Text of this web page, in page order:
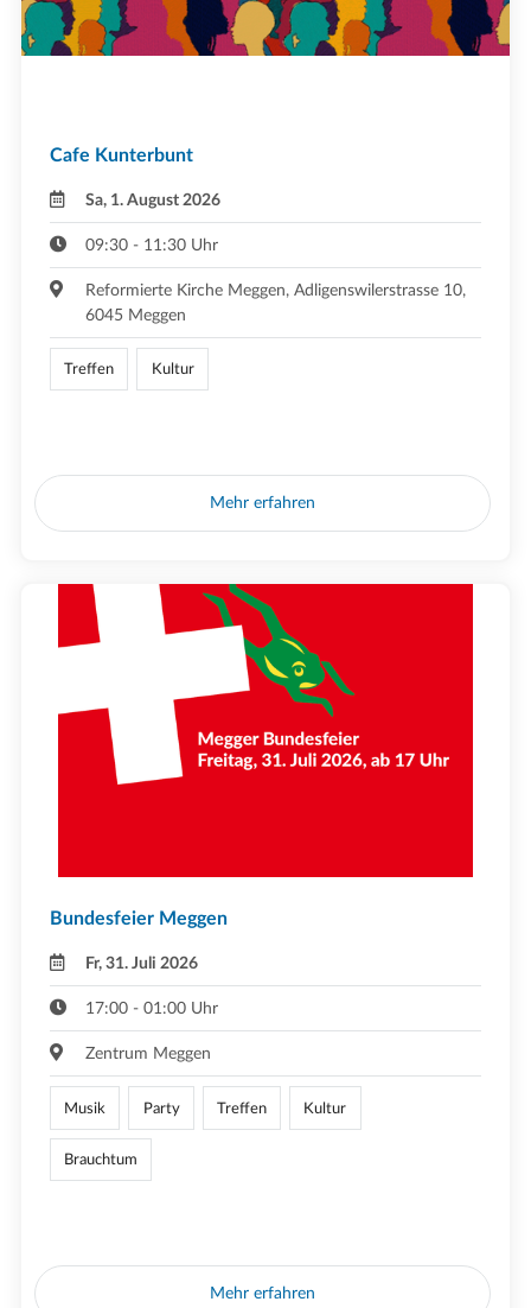
Cafe Kunterbunt
Sa, 1. August 2026
09:30 - 11:30 Uhr
Reformierte Kirche Meggen, Adligenswilerstrasse 10,
6045 Meggen
Treffen Kultur
Mehr erfahren
Bundesfeier Meggen
Fr, 31. Juli 2026
17:00 - 01:00 Uhr
Zentrum Meggen
Musik Party Treffen Kultur
Brauchtum
Mehr erfahren